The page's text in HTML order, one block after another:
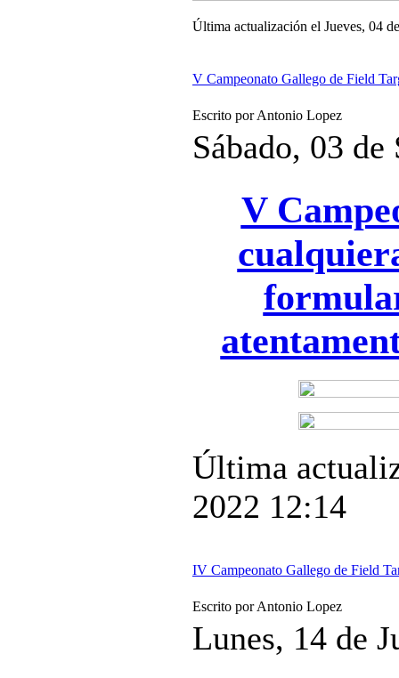
Última actualización el Jueves, 04
V Campeonato Gallego de Field
Escrito por Antonio Lopez
Sábado, 03
V
Última
2022 12:14
IV Campeonato Gallego de Field
Escrito por Antonio Lopez
Lunes, 14 de